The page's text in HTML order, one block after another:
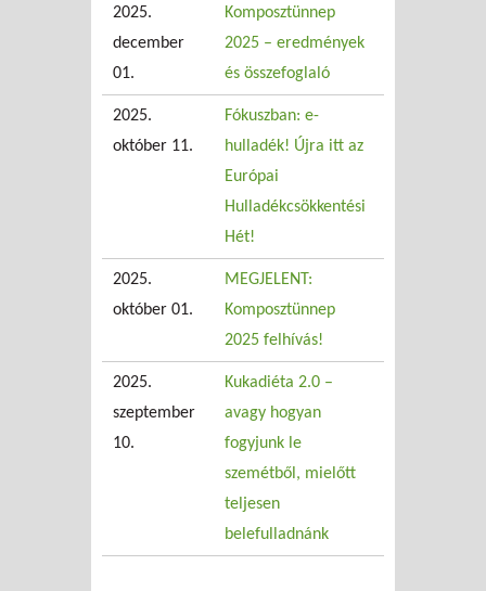
2025.
december
01.
Komposztünnep
2025 – eredmények
és összefoglaló
2025.
október 11.
Fókuszban: e-
hulladék! Újra itt az
Európai
Hulladékcsökkentési
Hét!
2025.
október 01.
MEGJELENT:
Komposztünnep
2025 felhívás!
2025.
szeptember
10.
Kukadiéta 2.0 –
avagy hogyan
fogyjunk le
szemétből, mielőtt
teljesen
belefulladnánk